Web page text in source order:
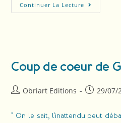
Continuer La Lecture
Coup de coeur de
Obriart Editions 29/07/
" On le sait, l'inattendu peut